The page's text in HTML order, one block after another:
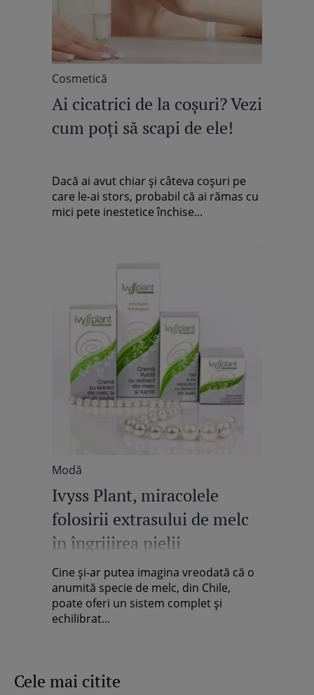
Cosmetică
Ai cicatrici de la coşuri? Vezi
cum poţi să scapi de ele!
Dacă ai avut chiar şi câteva coşuri pe
care le-ai stors, probabil că ai rămas cu
mici pete inestetice închise...
Modă
Ivyss Plant, miracolele
folosirii extrasului de melc
în îngrijirea pielii
Cine şi-ar putea imagina vreodată că o
anumită specie de melc, din Chile,
poate oferi un sistem complet şi
echilibrat...
Cele mai citite